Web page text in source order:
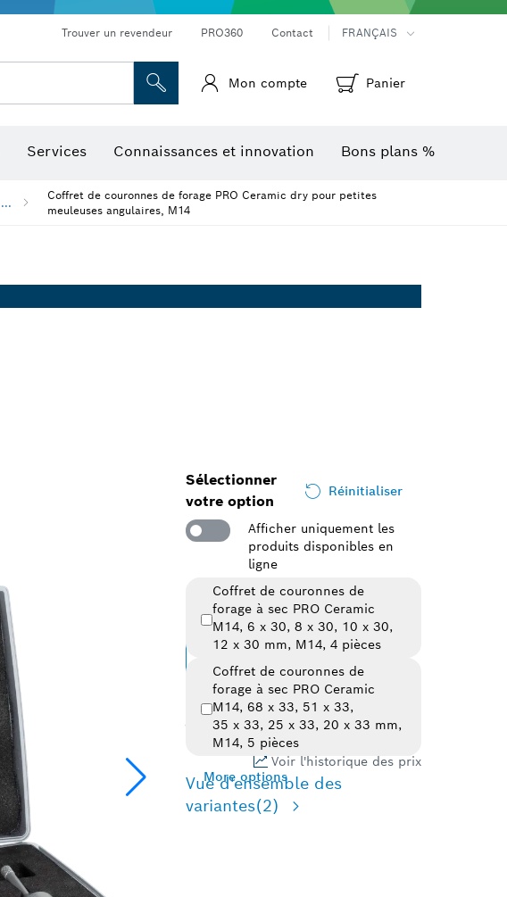
Trouver un revendeur PRO360 Contact FRANÇAIS
Mon compte Panier
Services Connaissances et innovation Bons plans %
...
Coffret de couronnes de forage PRO Ceramic dry pour petites
meuleuses angulaires, M14
Sélectionner
votre option
Réinitialiser
Afficher uniquement les
produits disponibles en
ligne
Coffret de couronnes de
forage à sec PRO Ceramic
M14, 6 x 30, 8 x 30, 10 x 30,
12 x 30 mm, M14, 4 pièces
Coffret de couronnes de
forage à sec PRO Ceramic
M14, 68 x 33, 51 x 33,
35 x 33, 25 x 33, 20 x 33 mm,
M14, 5 pièces
More options
Variante sélectionnée
Changer de variante
de 156,91 €incluse
Voir l'historique des prix
Vue d'ensemble des
variantes(2)